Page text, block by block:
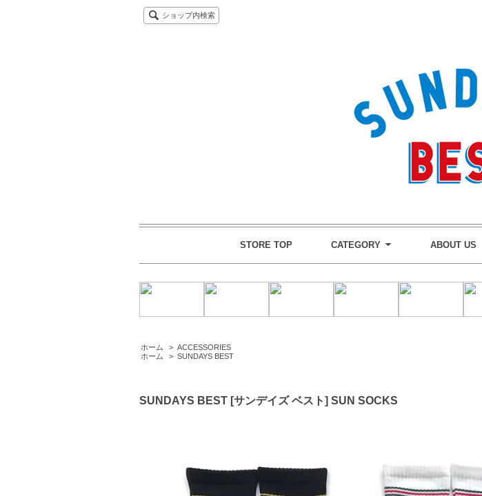
ショップ内検索
STORE TOP CATEGORY ABOUT US
ホーム > ACCESSORIES
ホーム
> SUNDAYS BEST
SUNDAYS BEST [サンデイズ ベスト] SUN SOCKS